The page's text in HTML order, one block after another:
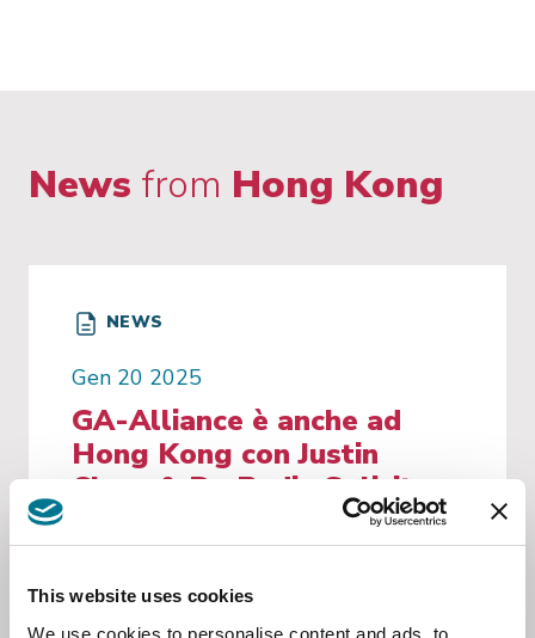
This website uses cookies
We use cookies to personalise content and ads, to
News from Hong Kong
NEWS
Gen 20 2025
GA-Alliance è anche ad
Hong Kong con Justin
Chow & De Bedin Solicitors
sviluppo della presenza di GA-Alliance